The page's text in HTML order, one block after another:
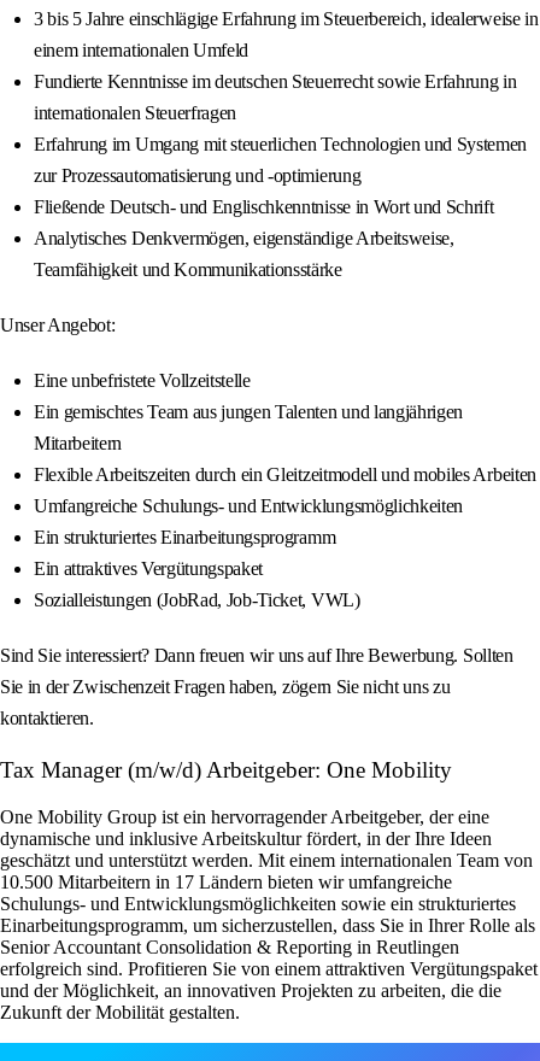
3 bis 5 Jahre einschlägige Erfahrung im Steuerbereich, idealerweise in
einem internationalen Umfeld
Fundierte Kenntnisse im deutschen Steuerrecht sowie Erfahrung in
internationalen Steuerfragen
Erfahrung im Umgang mit steuerlichen Technologien und Systemen
zur Prozessautomatisierung und -optimierung
Fließende Deutsch- und Englischkenntnisse in Wort und Schrift
Analytisches Denkvermögen, eigenständige Arbeitsweise,
Teamfähigkeit und Kommunikationsstärke
Unser Angebot:
Eine unbefristete Vollzeitstelle
Ein gemischtes Team aus jungen Talenten und langjährigen
Mitarbeitern
Flexible Arbeitszeiten durch ein Gleitzeitmodell und mobiles Arbeiten
Umfangreiche Schulungs- und Entwicklungsmöglichkeiten
Ein strukturiertes Einarbeitungsprogramm
Ein attraktives Vergütungspaket
Sozialleistungen (JobRad, Job-Ticket, VWL)
Sind Sie interessiert? Dann freuen wir uns auf Ihre Bewerbung. Sollten
Sie in der Zwischenzeit Fragen haben, zögern Sie nicht uns zu
kontaktieren.
Tax Manager (m/w/d) Arbeitgeber: One Mobility
One Mobility Group ist ein hervorragender Arbeitgeber, der eine
dynamische und inklusive Arbeitskultur fördert, in der Ihre Ideen
geschätzt und unterstützt werden. Mit einem internationalen Team von
10.500 Mitarbeitern in 17 Ländern bieten wir umfangreiche
Schulungs- und Entwicklungsmöglichkeiten sowie ein strukturiertes
Einarbeitungsprogramm, um sicherzustellen, dass Sie in Ihrer Rolle als
Senior Accountant Consolidation & Reporting in Reutlingen
erfolgreich sind. Profitieren Sie von einem attraktiven Vergütungspaket
und der Möglichkeit, an innovativen Projekten zu arbeiten, die die
Zukunft der Mobilität gestalten.